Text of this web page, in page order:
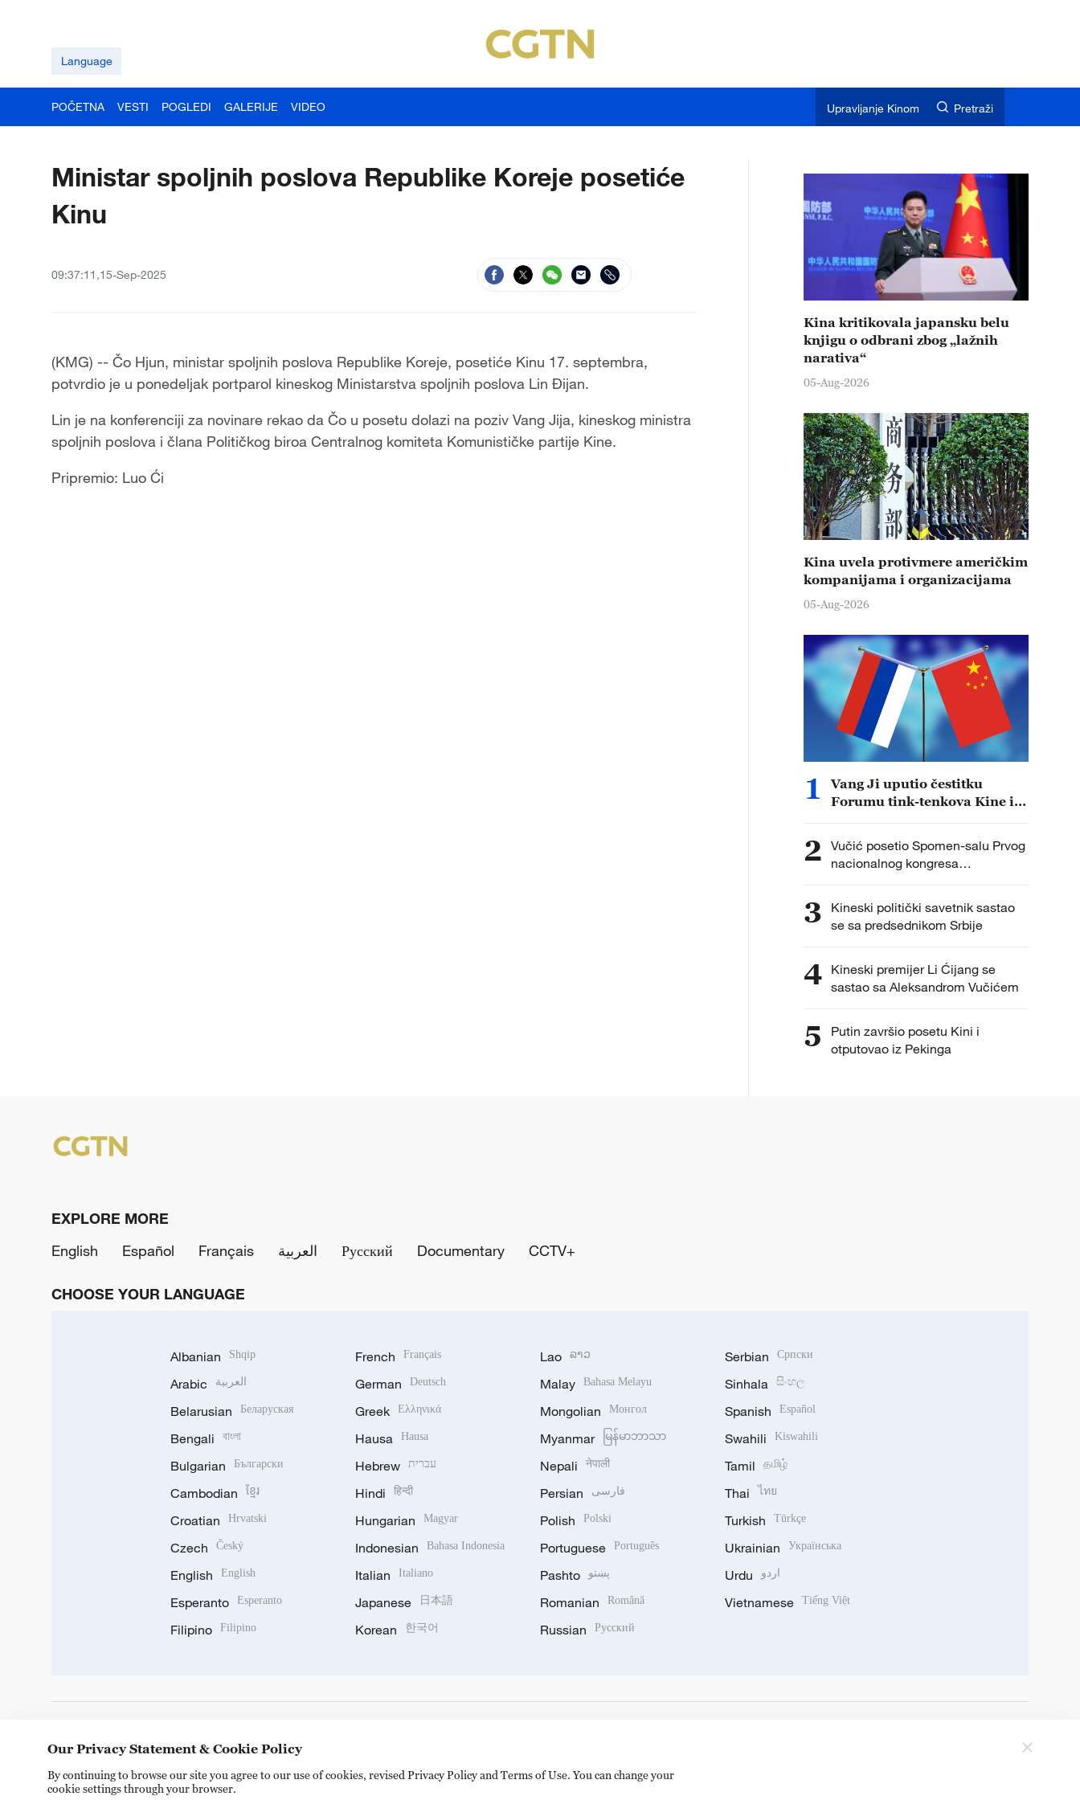
Language
POČETNA VESTI POGLEDI GALERIJE VIDEO Upravljanje Kinom Pretraži
Ministar spoljnih poslova Republike Koreje posetiće
Kinu
09:37:11,15-Sep-2025
(KMG) -- Čo Hjun, ministar spoljnih poslova Republike Koreje, posetiće Kinu 17. septembra,
potvrdio je u ponedeljak portparol kineskog Ministarstva spoljnih poslova Lin Đijan.
Lin je na konferenciji za novinare rekao da Čo u posetu dolazi na poziv Vang Jija, kineskog ministra
spoljnih poslova i člana Političkog biroa Centralnog komiteta Komunističke partije Kine.
Pripremio: Luo Ći
Kina kritikovala japansku belu
knjigu o odbrani zbog „lažnih
narativa“
05-Aug-2026
Kina uvela protivmere američkim
kompanijama i organizacijama
05-Aug-2026
1
Vang Ji uputio čestitku
Forumu tink-tenkova Kine i
2 Vučić posetio Spomen-salu Prvog
nacionalnog kongresa
Komunističke partije Kine
3
Kineski politički savetnik sastao
se sa predsednikom Srbije
4 Kineski premijer Li Ćijang se
sastao sa Aleksandrom Vučićem
5
Putin završio posetu Kini i
otputovao iz Pekinga
EXPLORE MORE
English
Español Français العربية Русский Documentary CCTV+
CHOOSE YOUR LANGUAGE
Albanian Shqip
Arabic العربية
Belarusian Беларуская
Bengali বাংলা
Bulgarian Български
Cambodian ខ្មែរ
Croatian Hrvatski
Czech Český
English English
Esperanto Esperanto
Filipino Filipino
French Français
German Deutsch
Greek Ελληνικά
Hausa Hausa
Hebrew עברית
Hindi हिन्दी
Hungarian Magyar
Indonesian Bahasa Indonesia
Italian Italiano
Japanese 日本語
Korean 한국어
Lao ລາວ
Malay Bahasa Melayu
Mongolian Монгол
Myanmar မြန်မာဘာသာ
Nepali नेपाली
Persian فارسی
Polish Polski
Portuguese Português
Pashto پښتو
Romanian Română
Russian Русский
Serbian Српски
Sinhala සිංහල
Spanish Español
Swahili Kiswahili
Tamil தமிழ்
Thai ไทย
Turkish Türkçe
Ukrainian Українська
Urdu اردو
Vietnamese Tiếng Việt
Our Privacy Statement & Cookie Policy
By continuing to browse our site you agree to our use of cookies, revised Privacy Policy and Terms of Use. You can change your
cookie settings through your browser.